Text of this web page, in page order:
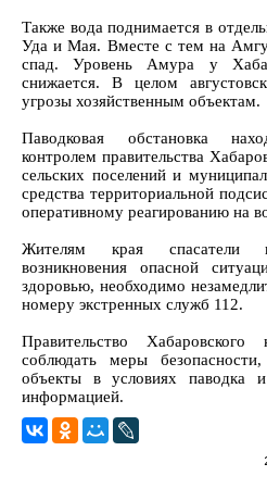
Также вода поднимается в
Уда и Мая. Вместе с тем на
спад. Уровень Амура у
снижается. В целом
угрозы хозяйственным объектам.
Паводковая обстановка
контролем правительства
сельских поселений и
средства территориальной
оперативному реагированию на
Жителям края спасатели
возникновения опасной
здоровью, необходимо
номеру экстренных служб 112.
Правительство
соблюдать меры
объекты в условиях паводка
информацией.